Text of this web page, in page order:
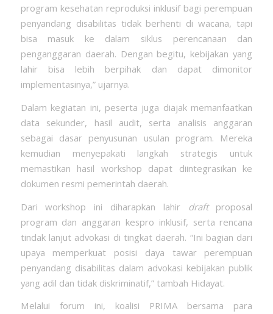
program kesehatan reproduksi inklusif bagi perempuan
penyandang disabilitas tidak berhenti di wacana, tapi
bisa masuk ke dalam siklus perencanaan dan
penganggaran daerah. Dengan begitu, kebijakan yang
lahir bisa lebih berpihak dan dapat dimonitor
implementasinya,” ujarnya.
Dalam kegiatan ini, peserta juga diajak memanfaatkan
data sekunder, hasil audit, serta analisis anggaran
sebagai dasar penyusunan usulan program. Mereka
kemudian menyepakati langkah strategis untuk
memastikan hasil workshop dapat diintegrasikan ke
dokumen resmi pemerintah daerah.
Dari workshop ini diharapkan lahir draftproposal
program dan anggaran kespro inklusif, serta rencana
tindak lanjut advokasi di tingkat daerah. “Ini bagian dari
upaya memperkuat posisi daya tawar perempuan
penyandang disabilitas dalam advokasi kebijakan publik
yang adil dan tidak diskriminatif,” tambah Hidayat.
Melalui forum ini, koalisi PRIMA bersama para